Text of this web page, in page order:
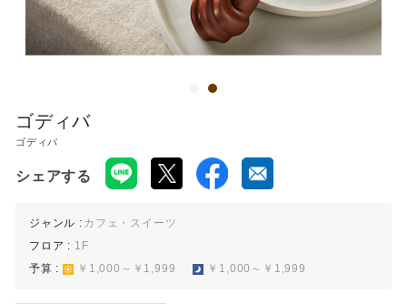
※ラストオーダーは店舗によって異なります。
ららぽーと堺のWEBサイト
ゴディバ
ゴディバ
シェアする
ジャンル : カフェ・スイーツ
フロア : 1F
予算 :
￥1,000～￥1,999 ￥1,000～￥1,999